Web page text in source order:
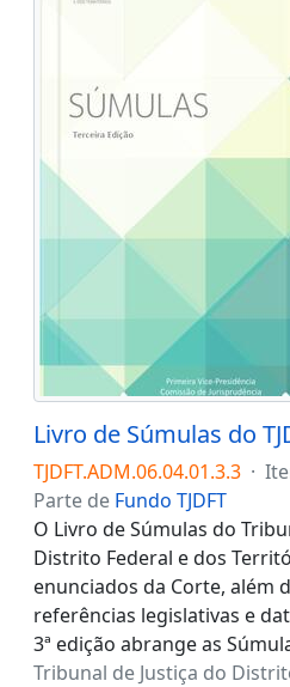
Livro de Súmulas do
TJDFT.ADM.06.04.01.3.3 ·
Parte de Fundo TJDFT
O Livro de Súmulas do
Distrito Federal e dos
enunciados da Corte, além
referências legislativas e
3ª edição abrange as
Tribunal de Justiça do